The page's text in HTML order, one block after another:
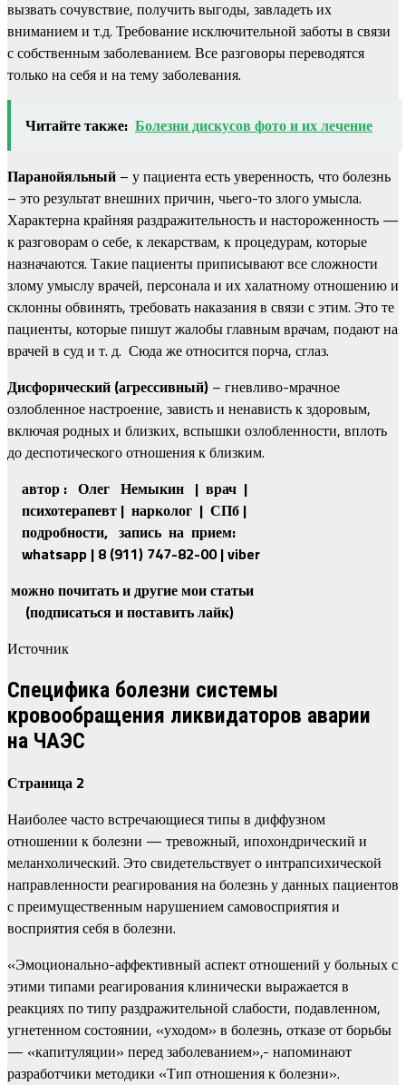
вызвать сочувствие, получить выгоды, завладеть их
вниманием и т.д. Требование исключительной заботы в связи
с собственным заболеванием. Все разговоры переводятся
только на себя и на тему заболевания.
Читайте также: Болезни дискусов фото и их лечение
Паранойяльный – у пациента есть уверенность, что болезнь
– это результат внешних причин, чьего-то злого умысла.
Характерна крайняя раздражительность и настороженность —
к разговорам о себе, к лекарствам, к процедурам, которые
назначаются. Такие пациенты приписывают все сложности
злому умыслу врачей, персонала и их халатному отношению и
склонны обвинять, требовать наказания в связи с этим. Это те
пациенты, которые пишут жалобы главным врачам, подают на
врачей в суд и т. д. Сюда же относится порча, сглаз.
Дисфорический (агрессивный) – гневливо-мрачное
озлобленное настроение, зависть и ненависть к здоровым,
включая родных и близких, вспышки озлобленности, вплоть
до деспотического отношения к близким.
автор : Олег Немыкин | врач |
психотерапевт | нарколог | СПб |
подробности, запись на прием:
whatsapp | 8 (911) 747-82-00 | viber
можно почитать и другие мои статьи
(подписаться и поставить лайк)
Источник
Специфика болезни системы
кровообращения ликвидаторов аварии
на ЧАЭС
Страница 2
Наиболее часто встречающиеся типы в диффузном
отношении к болезни — тревожный, ипохондрический и
меланхолический. Это свидетельствует о интрапсихической
направленности реагирования на болезнь у данных пациентов
с преимущественным нарушением самовосприятия и
восприятия себя в болезни.
«Эмоционально-аффективный аспект отношений у больных с
этими типами реагирования клинически выражается в
реакциях по типу раздражительной слабости, подавленном,
угнетенном состоянии, «уходом» в болезнь, отказе от борьбы
— «капитуляции» перед заболеванием»,- напоминают
разработчики методики «Тип отношения к болезни».